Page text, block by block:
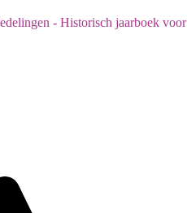
- Historisch jaarboek voor